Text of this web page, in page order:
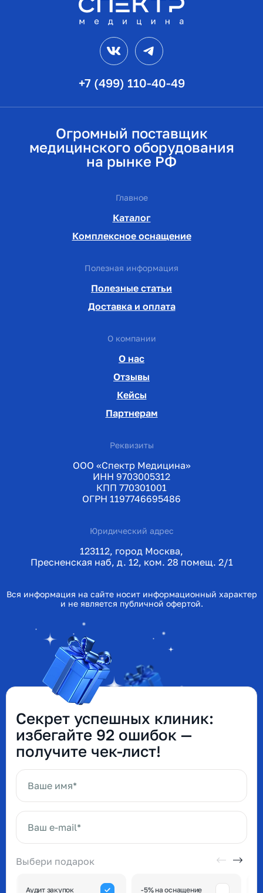
+7 (499) 110-40-49
VK
Огромный поставщик
медицинского оборудования
на рынке РФ
Главное
Каталог
Комплексное оснащение
Полезная информация
Полезные статьи
Доставка и оплата
О компании
О нас
Отзывы
Кейсы
Партнерам
Реквизиты
ООО «Спектр Медицина»
ИНН 9703005312
КПП 770301001
ОГРН 1197746695486
Юридический адрес
123112, город Москва,
Пресненская наб, д. 12, ком. 28 помещ. 2/1
Вся информация на сайте носит информационный характер
и не является публичной офертой.
Секрет успешных клиник:
избегайте 92 ошибок —
получите чек-лист!
Выбери подарок
Аудит закупок -5% на оснащение